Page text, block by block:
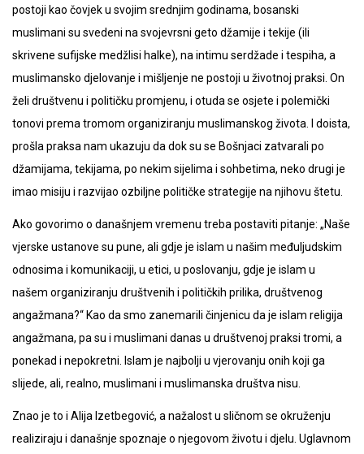
postoji kao čovjek u svojim srednjim godinama, bosanski
muslimani su svedeni na svojevrsni geto džamije i tekije (ili
skrivene sufijske medžlisi halke), na intimu serdžade i tespiha, a
muslimansko djelovanje i mišljenje ne postoji u životnoj praksi. On
želi društvenu i političku promjenu, i otuda se osjete i polemički
tonovi prema tromom organiziranju muslimanskog života. I doista,
prošla praksa nam ukazuju da dok su se Bošnjaci zatvarali po
džamijama, tekijama, po nekim sijelima i sohbetima, neko drugi je
imao misiju i razvijao ozbiljne političke strategije na njihovu štetu.
Ako govorimo o današnjem vremenu treba postaviti pitanje: „Naše
vjerske ustanove su pune, ali gdje je islam u našim međuljudskim
odnosima i komunikaciji, u etici, u poslovanju, gdje je islam u
našem organiziranju društvenih i političkih prilika, društvenog
angažmana?“ Kao da smo zanemarili činjenicu da je islam religija
angažmana, pa su i muslimani danas u društvenoj praksi tromi, a
ponekad i nepokretni. Islam je najbolji u vjerovanju onih koji ga
slijede, ali, realno, muslimani i muslimanska društva nisu.
Znao je to i Alija Izetbegović, a nažalost u sličnom se okruženju
realiziraju i današnje spoznaje o njegovom životu i djelu. Uglavnom